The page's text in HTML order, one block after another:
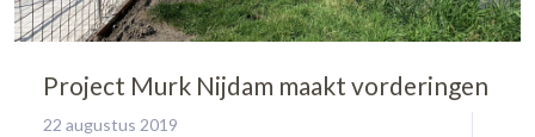
Project Murk Nijdam maakt vorderingen
22 augustus 2019